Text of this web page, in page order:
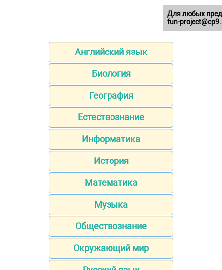
Английский язык
Биология
География
Естествознание
Информатика
История
Математика
Музыка
Обществознание
Окружающий мир
Для любых
fun-